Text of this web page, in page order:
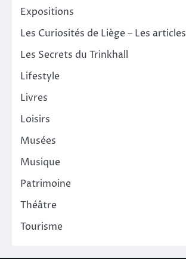
Expositions
Les Curiosités de Liège – Les articles
Les Secrets du Trinkhall
Lifestyle
Livres
Loisirs
Musées
Musique
Patrimoine
Théâtre
Tourisme